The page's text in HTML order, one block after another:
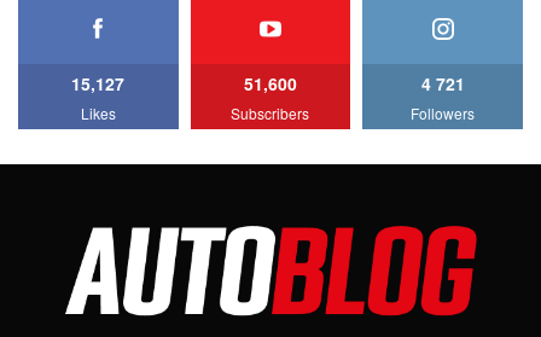
AutoBlog.MD
15:08
Noul Geely EX2 / Test Drive AutoBlog.MD
15:22
15,127
Likes
51,600
Subscribers
4 721
Followers